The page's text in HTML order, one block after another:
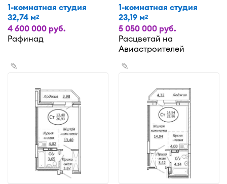
1-комнатная студия
32,74 м2
4 600 000 руб.
Рафинад
1-комнатная студия
23,19 м2
5 050 000 руб.
Расцветай на
Авиастроителей
✎ ✎